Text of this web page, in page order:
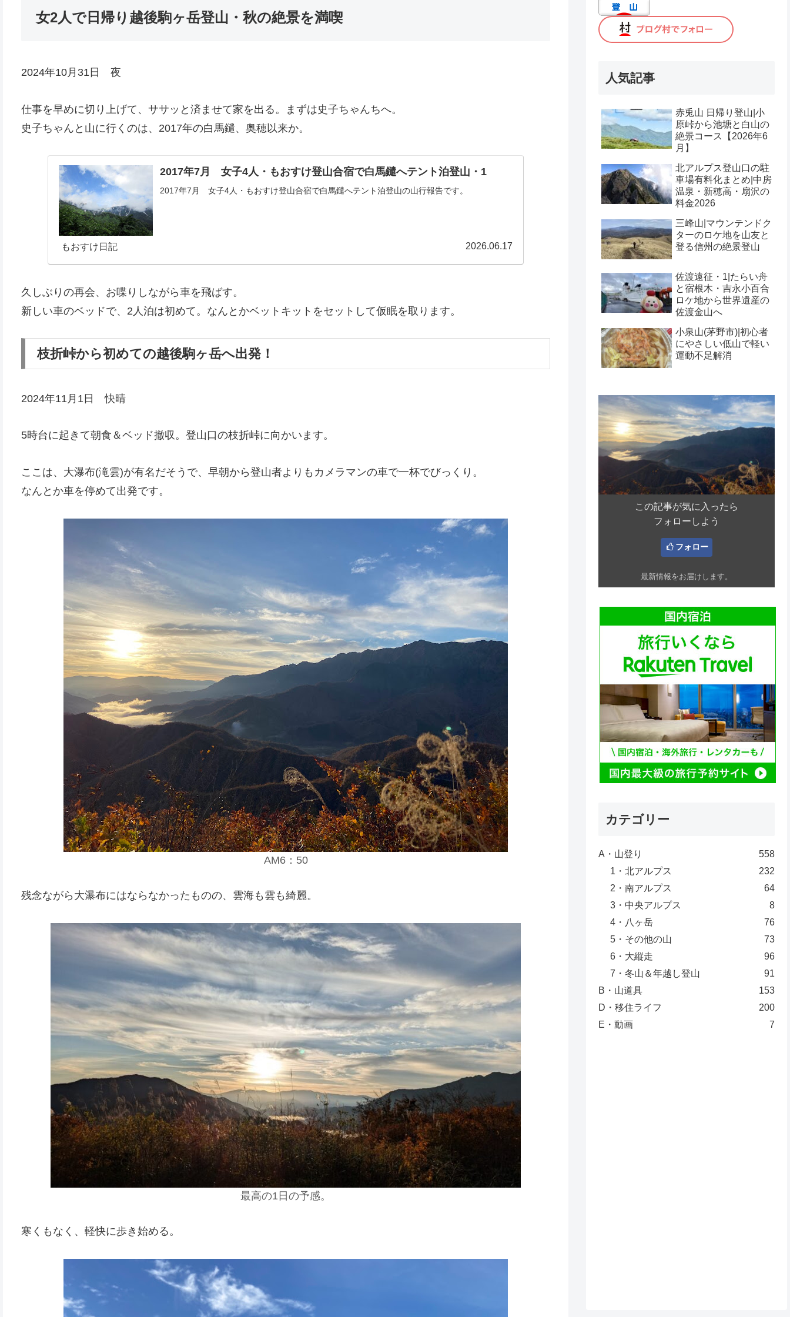
女2人で日帰り越後駒ヶ岳登山・秋の絶景を満喫
2024年10月31日 夜
仕事を早めに切り上げて、ササッと済ませて家を出る。まずは史子ちゃんちへ。
史子ちゃんと山に行くのは、2017年の白馬鑓、奥穂以来か。
2017年7月 女子4人・もおすけ登山合宿で白馬鑓へテント泊登山・1
2017年7月 女子4人・もおすけ登山合宿で白馬鑓へテント泊登山の山行報告です。
もおすけ日記 2026.06.17
久しぶりの再会、お喋りしながら車を飛ばす。
新しい車のベッドで、2人泊は初めて。なんとかベットキットをセットして仮眠を取ります。
枝折峠から初めての越後駒ヶ岳へ出発！
2024年11月1日 快晴
5時台に起きて朝食＆ベッド撤収。登山口の枝折峠に向かいます。
ここは、大瀑布(滝雲)が有名だそうで、早朝から登山者よりもカメラマンの車で一杯でびっくり。
なんとか車を停めて出発です。
AM6：50
残念ながら大瀑布にはならなかったものの、雲海も雲も綺麗。
最高の1日の予感。
寒くもなく、軽快に歩き始める。
人気記事
赤兎山 日帰り登山|小
原峠から池塘と白山の
絶景コース【2026年6
月】
北アルプス登山口の駐
車場有料化まとめ|中房
温泉・新穂高・扇沢の
料金2026
三峰山|マウンテンドク
ターのロケ地を山友と
登る信州の絶景登山
佐渡遠征・1|たらい舟
と宿根木・吉永小百合
ロケ地から世界遺産の
佐渡金山へ
小泉山(茅野市)|初心者
にやさしい低山で軽い
運動不足解消
この記事が気に入ったら
フォローしよう
フォロー
最新情報をお届けします。
カテゴリー
A・山登り
558
1・北アルプス
232
2・南アルプス
64
3・中央アルプス
8
4・八ヶ岳
76
5・その他の山
73
6・大縦走
96
7・冬山＆年越し登山
91
B・山道具
153
D・移住ライフ
200
E・動画
7